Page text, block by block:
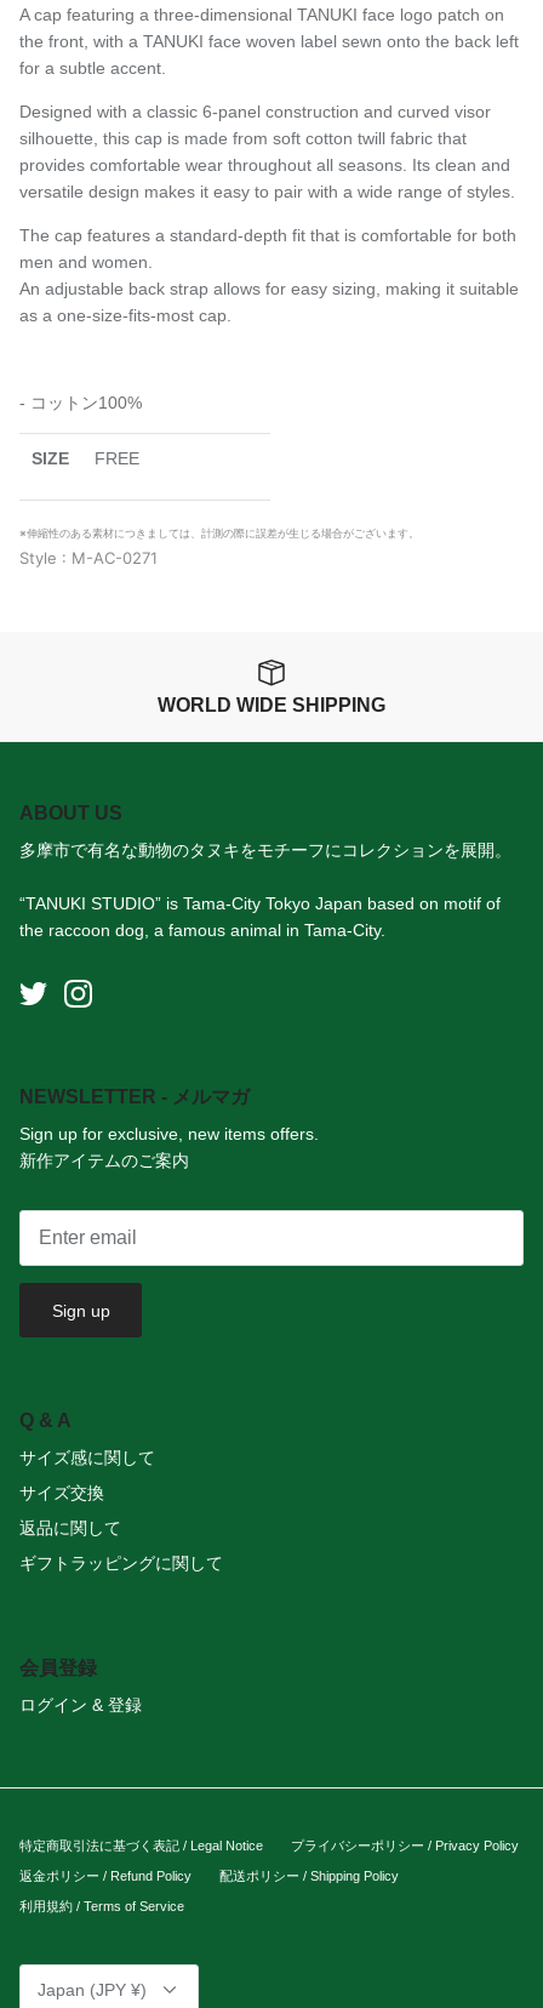
A cap featuring a three-dimensional TANUKI face logo patch on
the front, with a TANUKI face woven label sewn onto the back left
for a subtle accent.
Designed with a classic 6-panel construction and curved visor
silhouette, this cap is made from soft cotton twill fabric that
provides comfortable wear throughout all seasons. Its clean and
versatile design makes it easy to pair with a wide range of styles.
The cap features a standard-depth fit that is comfortable for both
men and women.
An adjustable back strap allows for easy sizing, making it suitable
as a one-size-fits-most cap.
- コットン100%
SIZE FREE
※伸縮性のある素材につきましては、計測の際に誤差が生じる場合がございます。
Style : M-AC-0271
WORLD WIDE SHIPPING
ABOUT US
多摩市で有名な動物のタヌキをモチーフにコレクションを展開。
“TANUKI STUDIO” is Tama-City Tokyo Japan based on motif of
the raccoon dog, a famous animal in Tama-City.
NEWSLETTER - メルマガ
Sign up for exclusive, new items offers.
新作アイテムのご案内
Sign up
Q & A
サイズ感に関して
サイズ交換
返品に関して
ギフトラッピングに関して
会員登録
ログイン & 登録
特定商取引法に基づく表記 / Legal Notice プライバシーポリシー / Privacy Policy
返金ポリシー / Refund Policy 配送ポリシー / Shipping Policy
利用規約 / Terms of Service
Currency
Japan (JPY ¥)